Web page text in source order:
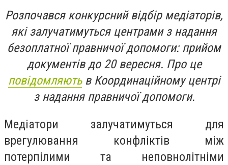
Розпочався конкурсний відбір медіаторів,
які залучатимуться центрами з надання
безоплатної правничої допомоги: прийом
документів до 20 вересня. Про це
повідомляютьв Координаційному центрі
з надання правничої допомоги.
Медіатори залучатимуться для
врегулювання конфліктів між
потерпілими та неповнолітніми